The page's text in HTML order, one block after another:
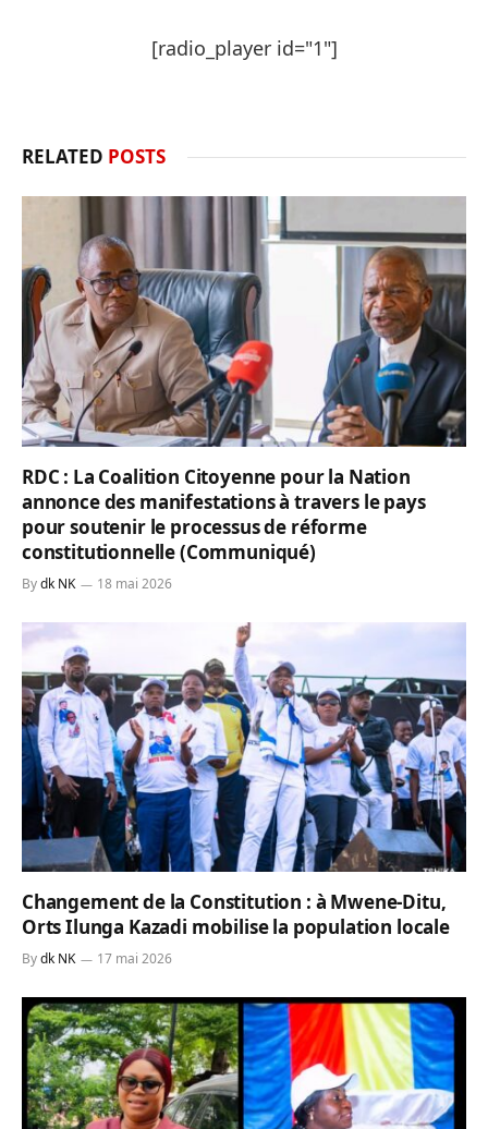
[radio_player id="1"]
RELATED POSTS
RDC : La Coalition Citoyenne pour la Nation
annonce des manifestations à travers le pays
pour soutenir le processus de réforme
constitutionnelle (Communiqué)
Bydk NK 18 mai 2026
Changement de la Constitution : à Mwene-Ditu,
Orts Ilunga Kazadi mobilise la population locale
Bydk NK 17 mai 2026